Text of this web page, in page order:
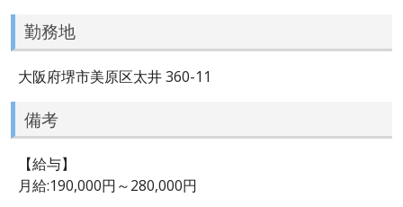
勤務地
大阪府堺市美原区太井 360-11
備考
【給与】
月給:190,000円～280,000円